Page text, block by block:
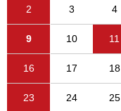
2 3 4
9 10 11
16 17 18
23 24 25